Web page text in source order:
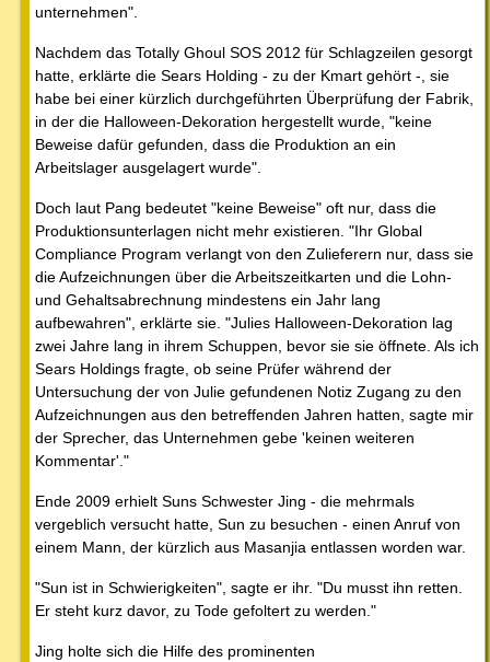
unternehmen".
Nachdem das Totally Ghoul SOS 2012 für Schlagzeilen gesorgt
hatte, erklärte die Sears Holding - zu der Kmart gehört -, sie
habe bei einer kürzlich durchgeführten Überprüfung der Fabrik,
in der die Halloween-Dekoration hergestellt wurde, "keine
Beweise dafür gefunden, dass die Produktion an ein
Arbeitslager ausgelagert wurde".
Doch laut Pang bedeutet "keine Beweise" oft nur, dass die
Produktionsunterlagen nicht mehr existieren. "Ihr Global
Compliance Program verlangt von den Zulieferern nur, dass sie
die Aufzeichnungen über die Arbeitszeitkarten und die Lohn-
und Gehaltsabrechnung mindestens ein Jahr lang
aufbewahren", erklärte sie. "Julies Halloween-Dekoration lag
zwei Jahre lang in ihrem Schuppen, bevor sie sie öffnete. Als ich
Sears Holdings fragte, ob seine Prüfer während der
Untersuchung der von Julie gefundenen Notiz Zugang zu den
Aufzeichnungen aus den betreffenden Jahren hatten, sagte mir
der Sprecher, das Unternehmen gebe 'keinen weiteren
Kommentar'."
Ende 2009 erhielt Suns Schwester Jing - die mehrmals
vergeblich versucht hatte, Sun zu besuchen - einen Anruf von
einem Mann, der kürzlich aus Masanjia entlassen worden war.
"Sun ist in Schwierigkeiten", sagte er ihr. "Du musst ihn retten.
Er steht kurz davor, zu Tode gefoltert zu werden."
Jing holte sich die Hilfe des prominenten